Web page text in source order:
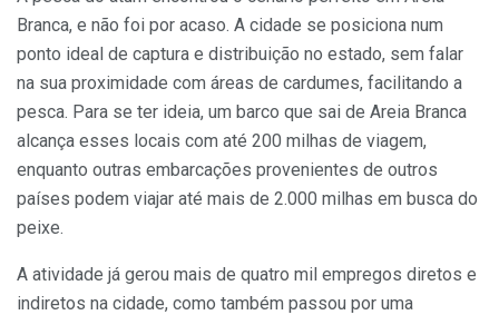
Branca, e não foi por acaso. A cidade se posiciona num
ponto ideal de captura e distribuição no estado, sem falar
na sua proximidade com áreas de cardumes, facilitando a
pesca. Para se ter ideia, um barco que sai de Areia Branca
alcança esses locais com até 200 milhas de viagem,
enquanto outras embarcações provenientes de outros
países podem viajar até mais de 2.000 milhas em busca do
peixe.
A atividade já gerou mais de quatro mil empregos diretos e
indiretos na cidade, como também passou por uma